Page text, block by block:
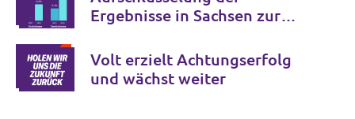
Ergebnisse in Sachsen zur
Volt erzielt Achtungserfolg
und wächst weiter